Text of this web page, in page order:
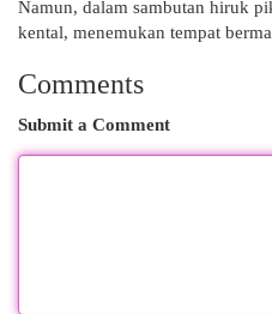
Namun, dalam sambutan hiruk
kental, menemukan tempat
Comments
Submit a Comment